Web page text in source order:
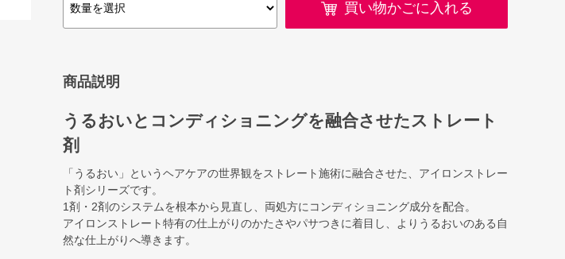
買い物かごに入れる
商品説明
うるおいとコンディショニングを融合させたストレート
剤
「うるおい」というヘアケアの世界観をストレート施術に融合させた、アイロンストレー
ト剤シリーズです。
1剤・2剤のシステムを根本から見直し、両処方にコンディショニング成分を配合。
アイロンストレート特有の仕上がりのかたさやパサつきに着目し、よりうるおいのある自
然な仕上がりへ導きます。